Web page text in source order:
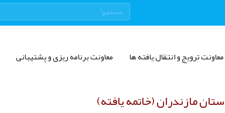
معاونت ترویج و انتقال یافته ها معاونت برنامه ریزی و پشتیبانی
مازندران (خاتمه یافته)